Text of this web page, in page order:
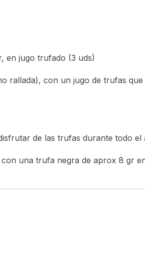
en jugo trufado (3 uds)
rallada), con un jugo de trufas
de las trufas durante todo el
una trufa negra de aprox 8 gr